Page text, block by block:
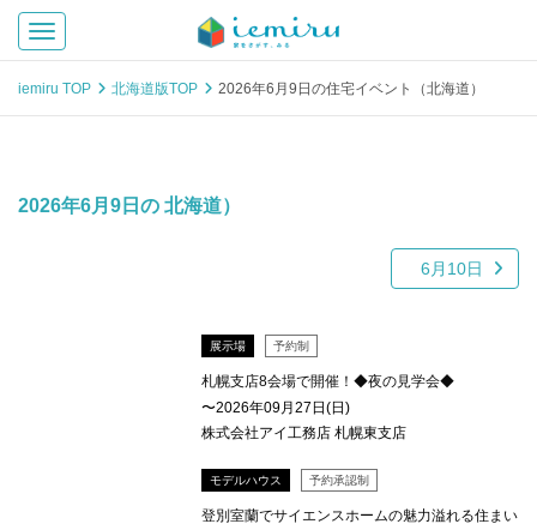
Toggle navigation
iemiru TOP 北海道版TOP 2026年6月9日の住宅イベント（北海道）
2026年6月9日の 北海道）
6月10日
展示場 予約制
札幌支店8会場で開催！◆夜の見学会◆
〜2026年09月27日(日)
株式会社アイ工務店 札幌東支店
モデルハウス 予約承認制
登別室蘭でサイエンスホームの魅力溢れる住まい